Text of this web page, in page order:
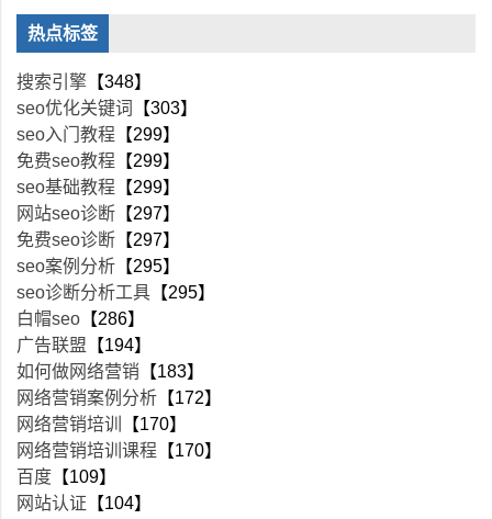
热点标签
搜索引擎 【348】
seo优化关键词
【303】
seo入门教程 【299】
免费seo教程 【299】
seo基础教程 【299】
网站seo诊断 【297】
免费seo诊断 【297】
seo案例分析 【295】
seo诊断分析工具 【295】
白帽seo 【286】
广告联盟 【194】
如何做网络营销 【183】
网络营销案例分析 【172】
网络营销培训
【170】
网络营销培训课程 【170】
百度 【109】
网站认证 【104】